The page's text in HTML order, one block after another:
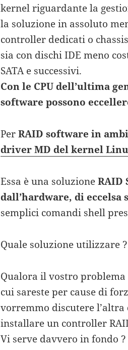
kernel riguardante la
la soluzione in assoluto
controller dedicati o
sia con dischi IDE meno
SATA e successivi.
Con le CPU dell’ultima
software possono
PerRAID software in
driver MD del kernel
Essa è una soluzioneRAID
dall’hardware, di eccelsa
semplici comandi shell
Quale soluzione utilizzare ?
Qualora il vostro
cui sareste per cause di
vorremmo discutere
installare un controller
Vi serve davvero in fondo